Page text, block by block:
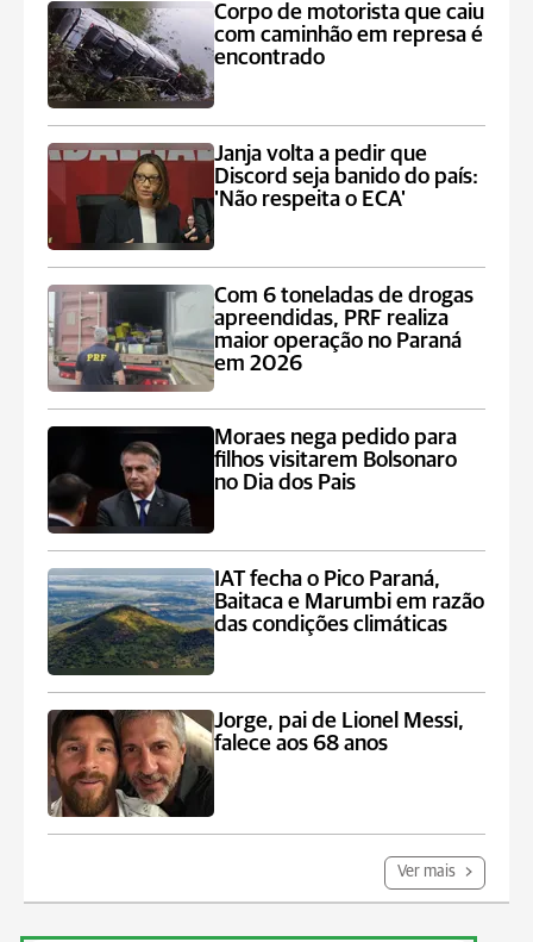
Corpo de motorista que caiu
com caminhão em represa é
encontrado
Janja volta a pedir que
Discord seja banido do país:
'Não respeita o ECA'
Com 6 toneladas de drogas
apreendidas, PRF realiza
maior operação no Paraná
em 2026
Moraes nega pedido para
filhos visitarem Bolsonaro
no Dia dos Pais
IAT fecha o Pico Paraná,
Baitaca e Marumbi em razão
das condições climáticas
Jorge, pai de Lionel Messi,
falece aos 68 anos
Ver mais